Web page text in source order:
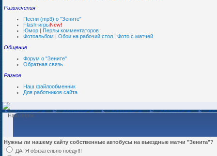
Развлечения
Песни (mp3) о "Зените"
Flash-игрыNew!
Юмор | Перлы комментаторов
Фотоальбом | Обои на рабочий стол | Фото с матчей
Общение
Форум о "Зените"
Обратная связь
Разное
Наш файлообменник
Для работников сайта
Наш опрос
Нужны ли нашему сайту собственные автобусы на выездные матчи "Зенита"?
ДА! Я обязательно поеду!!!